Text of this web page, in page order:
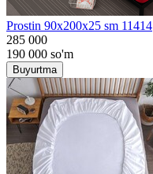
Prostin 90x200x25 sm 11414
285 000
190 000 so'm
Buyurtma